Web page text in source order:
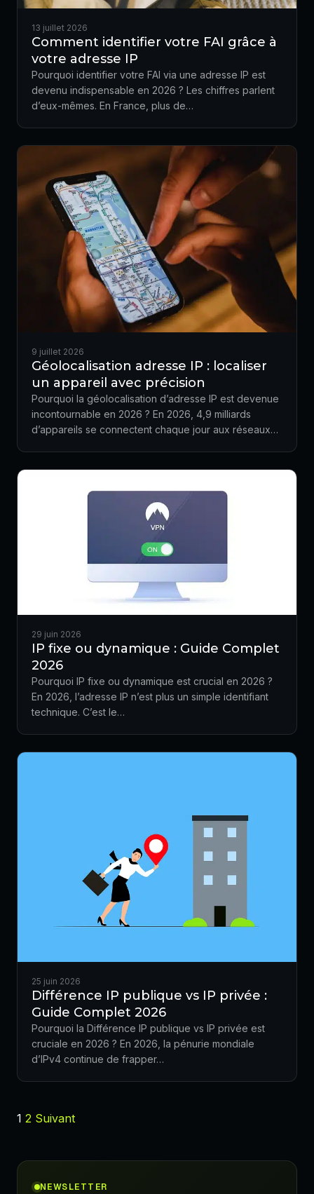
13 juillet 2026
Comment identifier votre FAI grâce à
votre adresse IP
Pourquoi identifier votre FAI via une adresse IP est
devenu indispensable en 2026 ? Les chiffres parlent
d’eux-mêmes. En France, plus de…
9 juillet 2026
Géolocalisation adresse IP : localiser
un appareil avec précision
Pourquoi la géolocalisation d’adresse IP est devenue
incontournable en 2026 ? En 2026, 4,9 milliards
d’appareils se connectent chaque jour aux réseaux…
29 juin 2026
IP fixe ou dynamique : Guide Complet
2026
Pourquoi IP fixe ou dynamique est crucial en 2026 ?
En 2026, l’adresse IP n’est plus un simple identifiant
technique. C’est le…
25 juin 2026
Différence IP publique vs IP privée :
Guide Complet 2026
Pourquoi la Différence IP publique vs IP privée est
cruciale en 2026 ? En 2026, la pénurie mondiale
d’IPv4 continue de frapper…
1 2 Suivant
NEWSLETTER